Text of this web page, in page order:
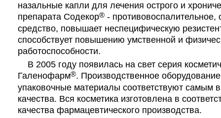
назальные капли для лечения острого и
препарата Содекор® -
средство, повышает неспецифическую
способствует повышению умственной и
работоспособности.
В 2005 году появилась на свет серия
Галенофарм®. Производственное
упаковочные материалы соответствуют самым
качества. Вся косметика изготовлена в
качества фармацевтического производства.